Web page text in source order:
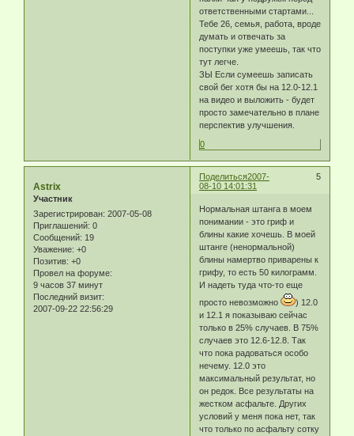
ответственными стартами...
Тебе 26, семья, работа, вроде
думать и отвечать за
поступки уже умеешь, так что
тут легче.
ЗЫ Если сумеешь записать
свой бег хотя бы на 12.0-12.1
на видео и выложить - будет
просто замечательно в плане
перспектив улучшения.
0
Поделиться 5
2007-
08-10 14:01:31
Astrix
Участник
Зарегистрирован: 2007-05-08
Приглашений: 0
Сообщений: 19
Уважение: +0
Позитив: +0
Провел на форуме:
9 часов 37 минут
Последний визит:
2007-09-22 22:56:29
Нормальная штанга в моем
понимании - это гриф и
блины какие хочешь. В моей
штанге (ненормальной)
блины намертво приварены к
грифу, то есть 50 килограмм.
И надеть туда что-то еще
просто невозможно
) 12.0
и 12.1 я показываю сейчас
только в 25% случаев. В 75%
случаев это 12.6-12.8. Так
что пока радоваться особо
нечему. 12.0 это
максимальный результат, но
он редок. Все результаты на
жестком асфальте. Других
условий у меня пока нет, так
что только по асфальту сотку